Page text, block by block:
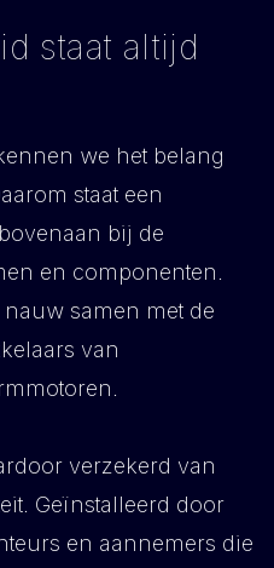
staat altijd
we het belang
staat een
bij de
en componenten.
samen met de
van
verzekerd van
Geïnstalleerd door
en aannemers die